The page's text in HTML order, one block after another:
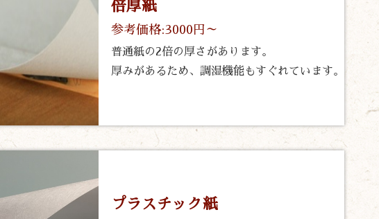
倍厚紙
参考価格:3000円～
普通紙の2倍の厚さがあります。
厚みがあるため、調湿機能もすぐれています。
プラスチック紙